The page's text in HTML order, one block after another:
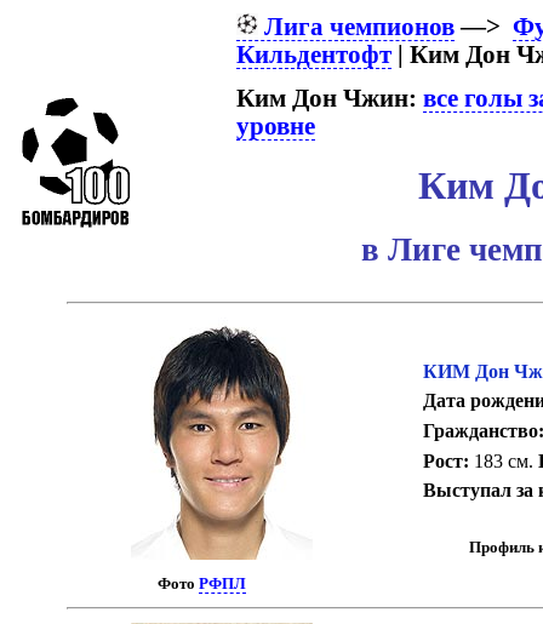
Лига чемпионов—>
Кильдентофт| Ким Дон
Ким Дон Чжин: все голы
уровне
Ким
в Лиге
Фото РФПЛ
КИМ Дон
Дата
Гражданство:
Рост: 183 см.
Выступал за
Профиль